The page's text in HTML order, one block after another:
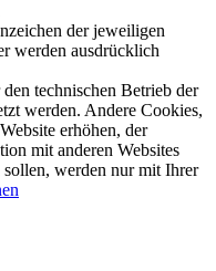
der jeweiligen
werden ausdrücklich
technischen Betrieb der
werden. Andere Cookies,
erhöhen, der
mit anderen Websites
werden nur mit Ihrer